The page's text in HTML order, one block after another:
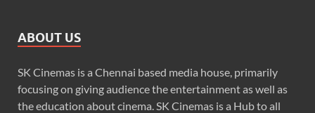
ABOUT US
SK Cinemas is a Chennai based media house, primarily
focusing on giving audience the entertainment as well as
the education about cinema. SK Cinemas is a Hub to all